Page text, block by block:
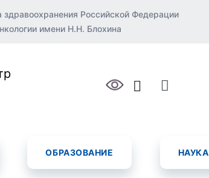
Российской Федерации
имени Н.Н. Блохина
ОБРАЗОВАНИЕ НАУКА